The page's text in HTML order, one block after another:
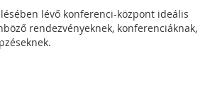
lévő konferenci-központ ideális
rendezvényeknek, konferenciáknak,